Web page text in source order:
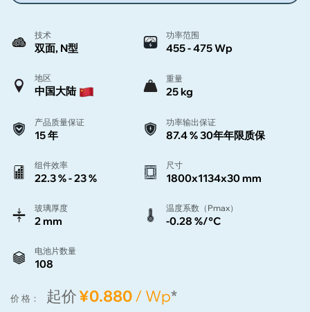
技术
双面, N型
功率范围
455 - 475 Wp
地区
中国大陆
重量
25 kg
产品质量保证
15 年
功率输出保证
87.4 % 30年年限质保
组件效率
22.3 % - 23 %
尺寸
1800x1134x30 mm
玻璃厚度
2 mm
温度系数（Pmax）
-0.28 %/°C
电池片数量
108
价 格： 起价¥0.880/ Wp*